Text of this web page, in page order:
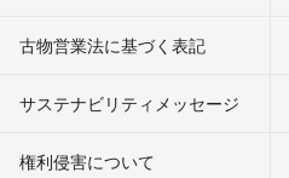
古物営業法に基づく表記
サステナビリティメッセージ
権利侵害について